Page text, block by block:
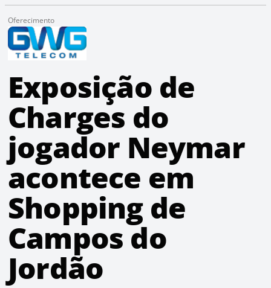
Oferecimento
Exposição de
Charges do
jogador Neymar
acontece em
Shopping de
Campos do
Jordão